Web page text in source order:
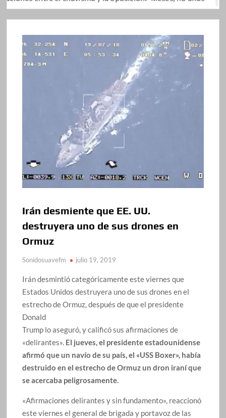
Irán desmiente que EE. UU.
destruyera uno de sus drones en
Ormuz
Sonidosuavefm julio 19, 2019
Irán desmintió categóricamente este viernes que
Estados Unidos destruyera uno de sus drones en el
estrecho de Ormuz, después de que el presidente
Donald
Trump lo aseguró, y calificó sus afirmaciones de
«delirantes». El jueves, el presidente estadounidense
afirmó que un navío de su país, el «USS Boxer», había
destruido en el estrecho de Ormuz un dron iraní que
se acercaba peligrosamente.
«Afirmaciones delirantes y sin fundamento», reaccionó
este viernes el general de brigada y portavoz de las